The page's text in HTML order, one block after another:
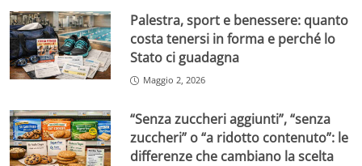
Palestra, sport e benessere: quanto
costa tenersi in forma e perché lo
Stato ci guadagna
Maggio 2, 2026
“Senza zuccheri aggiunti”, “senza
zuccheri” o “a ridotto contenuto”: le
differenze che cambiano la scelta